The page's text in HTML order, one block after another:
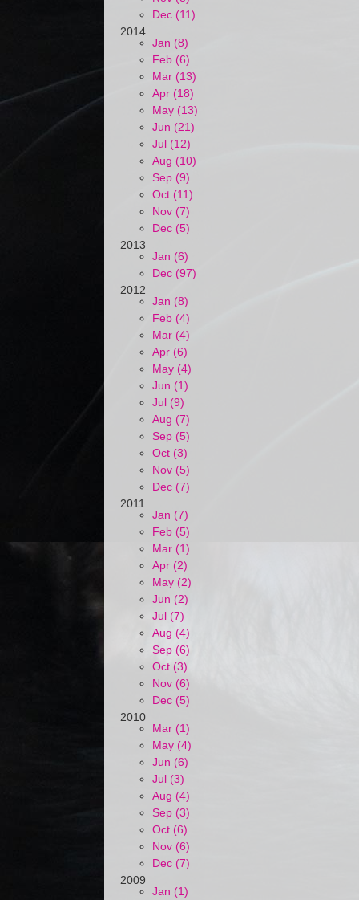
Dec (11)
2014
Jan (8)
Feb (6)
Mar (13)
Apr (18)
May (13)
Jun (21)
Jul (12)
Aug (10)
Sep (9)
Oct (11)
Nov (7)
Dec (5)
2013
Jan (6)
Dec (97)
2012
Jan (8)
Feb (4)
Mar (4)
Apr (6)
May (4)
Jun (1)
Jul (9)
Aug (7)
Sep (5)
Oct (3)
Nov (5)
Dec (7)
2011
Jan (7)
Feb (5)
Mar (1)
Apr (2)
May (2)
Jun (2)
Jul (7)
Aug (4)
Sep (6)
Oct (3)
Nov (6)
Dec (5)
2010
Mar (1)
May (4)
Jun (6)
Jul (3)
Aug (4)
Sep (3)
Oct (6)
Nov (6)
Dec (7)
2009
Jan (1)